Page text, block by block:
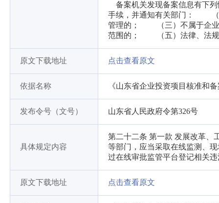
备案机关发现备案信息有下列
手续，并通知有关部门： （
管理的； （三）不属于企业
范围的； （五）法律、法规
原文下载地址 点击查看原文
依据名称 《山东省企业投资项目核准和
发布令号（文号） 山东省人民政府令第326号
具体规定内容
第二十二条 第一款 发展改革、
等部门，应当采取在线监测、
过在线审批监管平台登记相关
原文下载地址 点击查看原文